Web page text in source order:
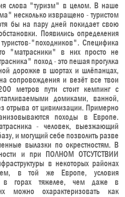
слова "туризм" в целом. В наше
несколько извращено - туристом
бы на пару дней покидает свою
Появились определения
"походников". Специфика
"матрасники" в них просто не
поход - это пешая прогулка
дорожке в шортах и шлёпанцах,
сопровождения и везёт все твои
метров пути стоит кемпинг с
домиками, ванной,
отрыва от цивилизации. Примерно
походы в Европе.
- человек, выезжающий
и могущий себе позволить разве
вылазки по окрестностям. В
и при ПОЛНОМ ОТСУТСТВИИ
в некоторых районах
в той же Европе, условия
в горах тяжелее, чем даже в
можно охарактеризовать как